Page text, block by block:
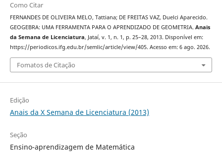
Como Citar
FERNANDES DE OLIVEIRA MELO, Tattiana; DE FREITAS VAZ, Duelci Aparecido.
GEOGEBRA: UMA FERRAMENTA PARA O APRENDIZADO DE GEOMETRIA. Anais
da Semana de Licenciatura, Jataí, v. 1, n. 1, p. 25–28, 2013. Disponível em:
https://periodicos.ifg.edu.br/semlic/article/view/405. Acesso em: 6 ago. 2026.
Fomatos de Citação
Edição
Anais da X Semana de Licenciatura (2013)
Seção
Ensino-aprendizagem de Matemática